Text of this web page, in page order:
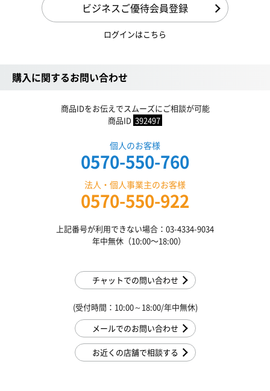
ビジネスご優待会員登録
ログインはこちら
購入に関するお問い合わせ
商品IDをお伝えでスムーズにご相談が可能
商品ID 392497
個人のお客様
0570-550-760
法人・個人事業主のお客様
0570-550-922
上記番号が利用できない場合：03-4334-9034
年中無休（10:00〜18:00）
チャットでの問い合わせ
(受付時間：10:00～18:00/年中無休)
メールでのお問い合わせ
お近くの店舗で相談する